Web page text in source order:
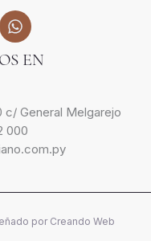
EN
c/ General Melgarejo
000
porCreando Web